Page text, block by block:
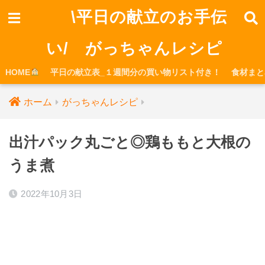
\平日の献立のお手伝
い/ がっちゃんレシピ
HOME 平日の献立表_１週間分の買い物リスト付き！ 食材ま
ホーム がっちゃんレシピ
出汁パック丸ごと◎鶏ももと大根の
うま煮
2022年10月3日